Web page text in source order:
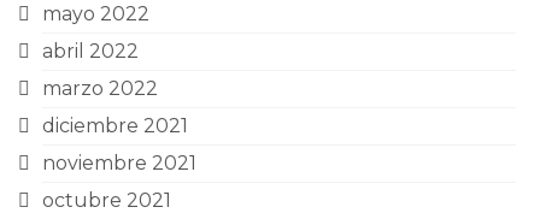
mayo 2022
abril 2022
marzo 2022
diciembre 2021
noviembre 2021
octubre 2021